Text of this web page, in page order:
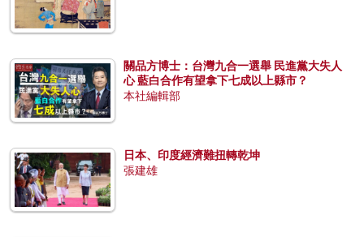
關品方博士：台灣九合一選舉 民進黨大失人
心 藍白合作有望拿下七成以上縣市？
本社編輯部
日本、印度經濟難扭轉乾坤
張建雄